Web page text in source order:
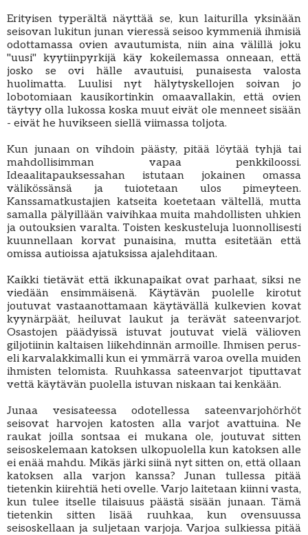
Erityisen typerältä näyttää se, kun laiturilla yksinään
seisovan lukitun junan vieressä seisoo kymmeniä ihmisiä
odottamassa ovien avautumista, niin aina välillä joku
"uusi" kyytiinpyrkijä käy kokeilemassa onneaan, että
josko se ovi hälle avautuisi, punaisesta valosta
huolimatta. Luulisi nyt hälytyskellojen soivan jo
lobotomiaan kausikortinkin omaavallakin, että ovien
täytyy olla lukossa koska muut eivät ole menneet sisään
- eivät he huvikseen siellä viimassa toljota.
Kun junaan on vihdoin päästy, pitää löytää tyhjä tai
mahdollisimman vapaa penkkiloossi.
Ideaalitapauksessahan istutaan jokainen omassa
välikössänsä ja tuiotetaan ulos pimeyteen.
Kanssamatkustajien katseita koetetaan vältellä, mutta
samalla pälyillään vaivihkaa muita mahdollisten uhkien
ja outouksien varalta. Toisten keskusteluja luonnollisesti
kuunnellaan korvat punaisina, mutta esitetään että
omissa autioissa ajatuksissa ajalehditaan.
Kaikki tietävät että ikkunapaikat ovat parhaat, siksi ne
viedään ensimmäisenä. Käytävän puolelle kirotut
joutuvat vastaanottamaan käytävällä kulkevien kovat
kyynärpäät, heiluvat laukut ja terävät sateenvarjot.
Osastojen päädyissä istuvat joutuvat vielä välioven
giljotiinin kaltaisen liikehdinnän armoille. Ihmisen perus-
eli karvalakkimalli kun ei ymmärrä varoa ovella muiden
ihmisten telomista. Ruuhkassa sateenvarjot tiputtavat
vettä käytävän puolella istuvan niskaan tai kenkään.
Junaa vesisateessa odotellessa sateenvarjohörhöt
seisovat harvojen katosten alla varjot avattuina. Ne
raukat joilla sontsaa ei mukana ole, joutuvat sitten
seisoskelemaan katoksen ulkopuolella kun katoksen alle
ei enää mahdu. Mikäs järki siinä nyt sitten on, että ollaan
katoksen alla varjon kanssa? Junan tullessa pitää
tietenkin kiirehtiä heti ovelle. Varjo laitetaan kiinni vasta,
kun tulee itselle tilaisuus päästä sisään junaan. Tämä
tietenkin sitten lisää ruuhkaa, kun ovensuussa
seisoskellaan ja suljetaan varjoja. Varjoa sulkiessa pitää